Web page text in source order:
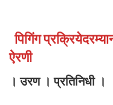
पिगिंग
ऐरणी
। उरण । प्रतिनिधी ।